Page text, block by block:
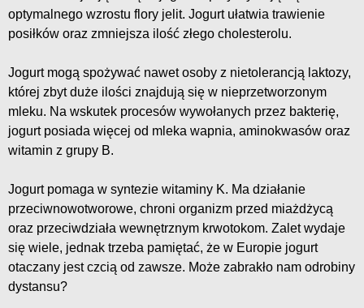
optymalnego wzrostu flory jelit. Jogurt ułatwia trawienie
posiłków oraz zmniejsza ilość złego cholesterolu.
Jogurt mogą spożywać nawet osoby z nietolerancją laktozy,
której zbyt duże ilości znajdują się w nieprzetworzonym
mleku. Na wskutek procesów wywołanych przez bakterię,
jogurt posiada więcej od mleka wapnia, aminokwasów oraz
witamin z grupy B.
Jogurt pomaga w syntezie witaminy K. Ma działanie
przeciwnowotworowe, chroni organizm przed miażdżycą
oraz przeciwdziała wewnętrznym krwotokom. Zalet wydaje
się wiele, jednak trzeba pamiętać, że w Europie jogurt
otaczany jest czcią od zawsze. Może zabrakło nam odrobiny
dystansu?